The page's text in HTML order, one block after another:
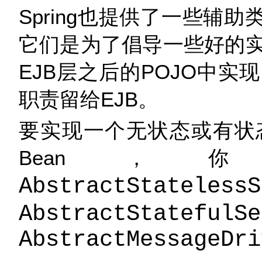
Spring也提供了一些辅助
它们是为了倡导一些好的
EJB层之后的POJO中实
职责留给EJB。
要实现一个无状态或有
Bean，